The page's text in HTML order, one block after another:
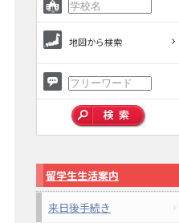
地図から検索
留学生生活案内
来日後手続き